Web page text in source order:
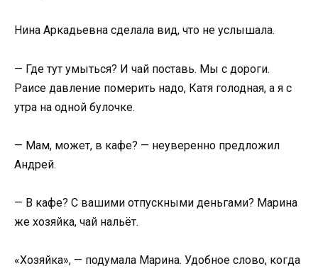
Нина Аркадьевна сделала вид, что не услышала.
— Где тут умыться? И чай поставь. Мы с дороги.
Раисе давление померить надо, Катя голодная, а я с
утра на одной булочке.
— Мам, может, в кафе? — неуверенно предложил
Андрей.
— В кафе? С вашими отпускными деньгами? Марина
же хозяйка, чай нальёт.
«Хозяйка», — подумала Марина. Удобное слово, когда